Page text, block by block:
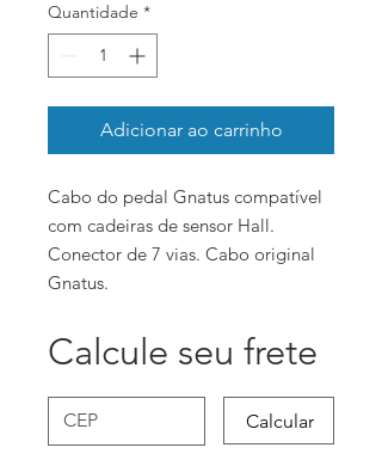
Quantidade *
Adicionar ao carrinho
Cabo do pedal Gnatus compatível
com cadeiras de sensor Hall.
Conector de 7 vias. Cabo original
Gnatus.
Calcule seu frete
Calcular